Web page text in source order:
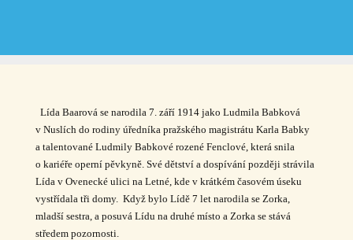
Lída Baarová se narodila 7. září 1914 jako Ludmila Babková
v Nuslích do rodiny úředníka pražského magistrátu Karla Babky
a talentované Ludmily Babkové rozené Fenclové, která snila
o kariéře operní pěvkyně. Své dětství a dospívání později strávila
Lída v Ovenecké ulici na Letné, kde v krátkém časovém úseku
vystřídala tři domy. Když bylo Lídě 7 let narodila se Zorka,
mladší sestra, a posuvá Lídu na druhé místo a Zorka se stává
středem pozornosti.